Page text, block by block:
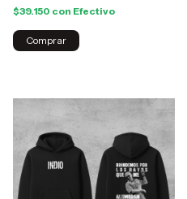
$39.150 con Efectivo
Comprar